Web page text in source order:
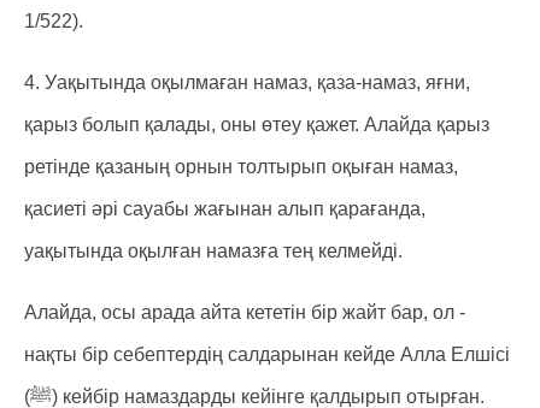
1/522).
4. Уақытында оқылмаған намаз, қаза-намаз, яғни,
қарыз болып қалады, оны өтеу қажет. Алайда қарыз
ретінде қазаның орнын толтырып оқыған намаз,
қасиеті әрі сауабы жағынан алып қарағанда,
уақытында оқылған намазға тең келмейді.
Алайда, осы арада айта кететін бір жайт бар, ол -
нақты бір себептердің салдарынан кейде Алла Елшісі
(ﷺ) кейбір намаздарды кейінге қалдырып отырған.